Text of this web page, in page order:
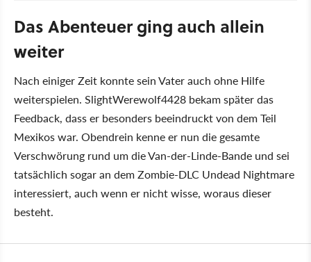
Das Abenteuer ging auch allein
weiter
Nach einiger Zeit konnte sein Vater auch ohne Hilfe
weiterspielen. SlightWerewolf4428 bekam später das
Feedback, dass er besonders beeindruckt von dem Teil
Mexikos war. Obendrein kenne er nun die gesamte
Verschwörung rund um die Van-der-Linde-Bande und sei
tatsächlich sogar an dem Zombie-DLC Undead Nightmare
interessiert, auch wenn er nicht wisse, woraus dieser
besteht.